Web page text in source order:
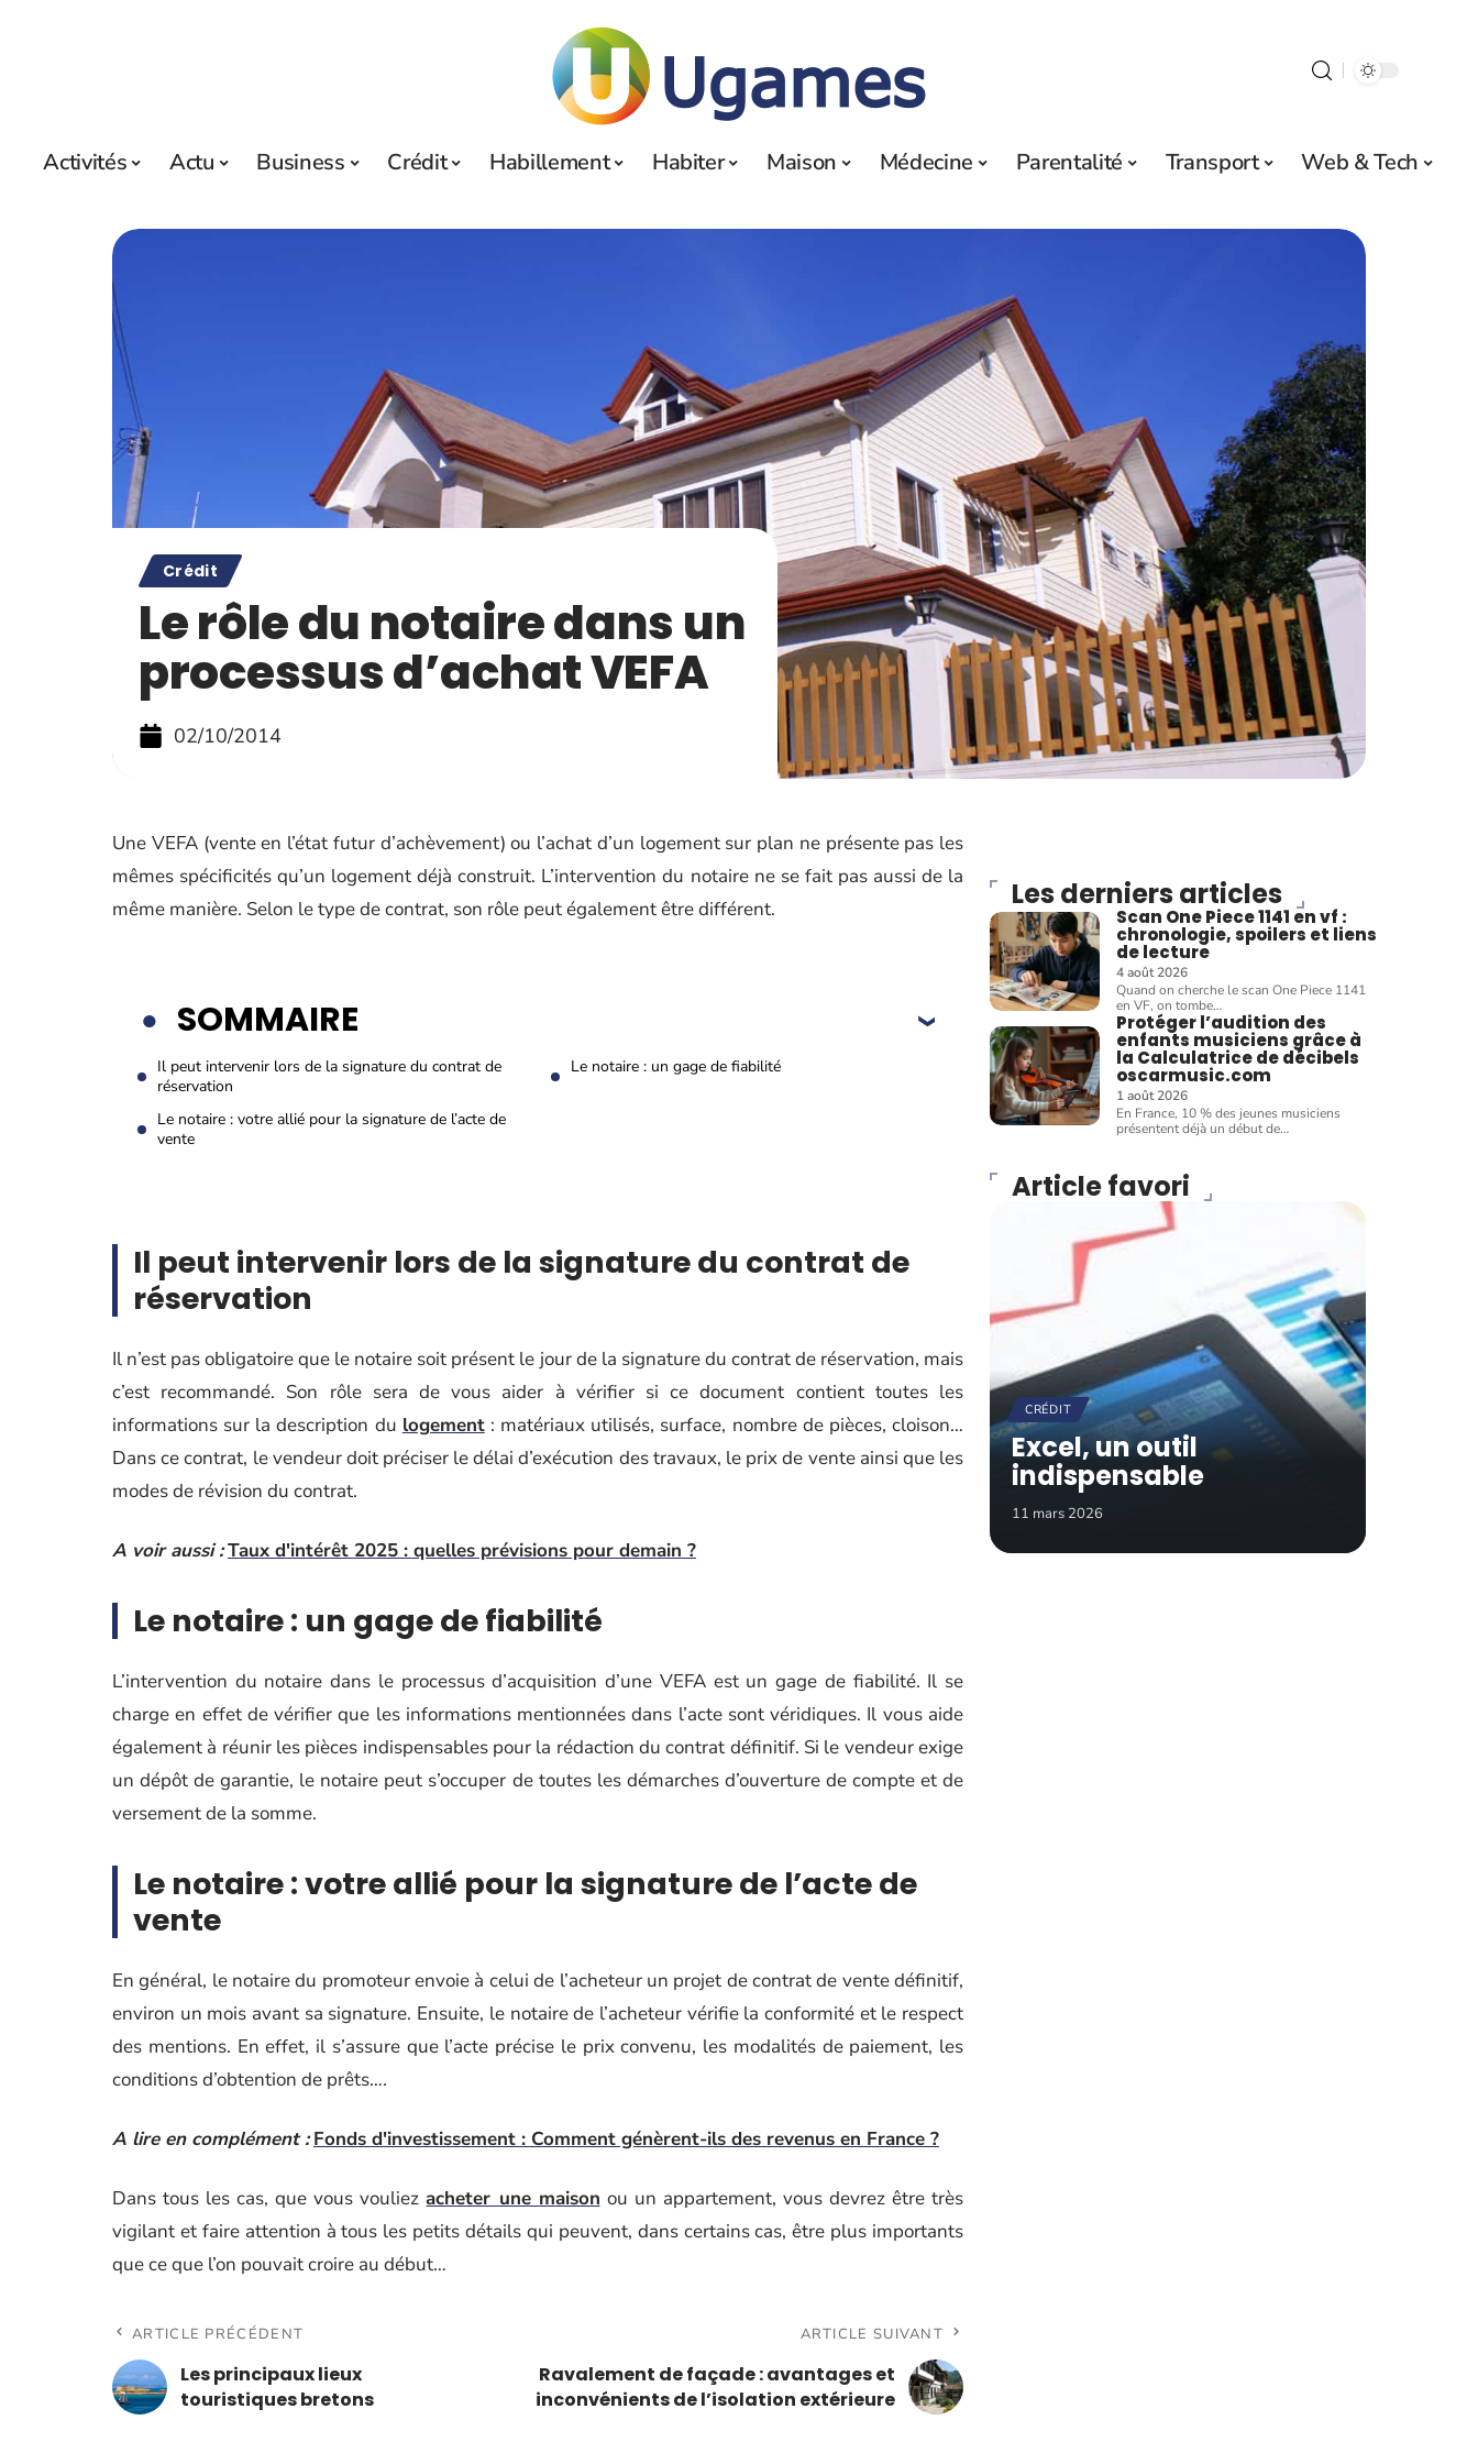
Activités Actu Business Crédit Habillement Habiter Maison Médecine Parentalité Transport Web & Tech
Crédit
Le rôle du notaire dans un
processus d’achat VEFA
02/10/2014
Une VEFA (vente en l’état futur d’achèvement) ou l’achat d’un logement sur plan ne présente pas les
mêmes spécificités qu’un logement déjà construit. L’intervention du notaire ne se fait pas aussi de la
même manière. Selon le type de contrat, son rôle peut également être différent.
SOMMAIRE
Il peut intervenir lors de la signature du contrat de
réservation
Le notaire : un gage de fiabilité
Le notaire : votre allié pour la signature de l’acte de
vente
Il peut intervenir lors de la signature du contrat de
réservation
Il n’est pas obligatoire que le notaire soit présent le jour de la signature du contrat de réservation, mais
c’est recommandé. Son rôle sera de vous aider à vérifier si ce document contient toutes les
informations sur la description du logement: matériaux utilisés, surface, nombre de pièces, cloison…
Dans ce contrat, le vendeur doit préciser le délai d’exécution des travaux, le prix de vente ainsi que les
modes de révision du contrat.
A voir aussi :Taux d'intérêt 2025 : quelles prévisions pour demain ?
Le notaire : un gage de fiabilité
L’intervention du notaire dans le processus d’acquisition d’une VEFA est un gage de fiabilité. Il se
charge en effet de vérifier que les informations mentionnées dans l’acte sont véridiques. Il vous aide
également à réunir les pièces indispensables pour la rédaction du contrat définitif. Si le vendeur exige
un dépôt de garantie, le notaire peut s’occuper de toutes les démarches d’ouverture de compte et de
versement de la somme.
Le notaire : votre allié pour la signature de l’acte de
vente
En général, le notaire du promoteur envoie à celui de l’acheteur un projet de contrat de vente définitif,
environ un mois avant sa signature. Ensuite, le notaire de l’acheteur vérifie la conformité et le respect
des mentions. En effet, il s’assure que l’acte précise le prix convenu, les modalités de paiement, les
conditions d’obtention de prêts….
A lire en complément : Fonds d'investissement : Comment génèrent-ils des revenus en France ?
Dans tous les cas, que vous vouliezacheter une maison ou un appartement, vous devrez être très
vigilant et faire attention à tous les petits détails qui peuvent, dans certains cas, être plus importants
que ce que l’on pouvait croire au début…
ARTICLE PRÉCÉDENT
Les principaux lieux
touristiques bretons
ARTICLE SUIVANT
Ravalement de façade : avantages et
inconvénients de l’isolation extérieure
Les derniers articles
Scan One Piece 1141 en vf :
chronologie, spoilers et liens
de lecture
4 août 2026
Quand on cherche le scan One Piece 1141
en VF, on tombe…
Protéger l’audition des
enfants musiciens grâce à
la Calculatrice de décibels
oscarmusic.com
1 août 2026
En France, 10 % des jeunes musiciens
présentent déjà un début de…
Article favori
CRÉDIT
Excel, un outil
indispensable
11 mars 2026